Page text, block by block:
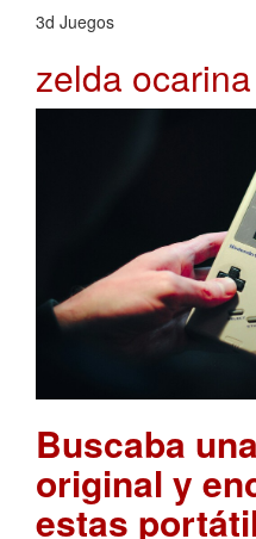
3d Juegos
zelda
Buscaba
original y
estas